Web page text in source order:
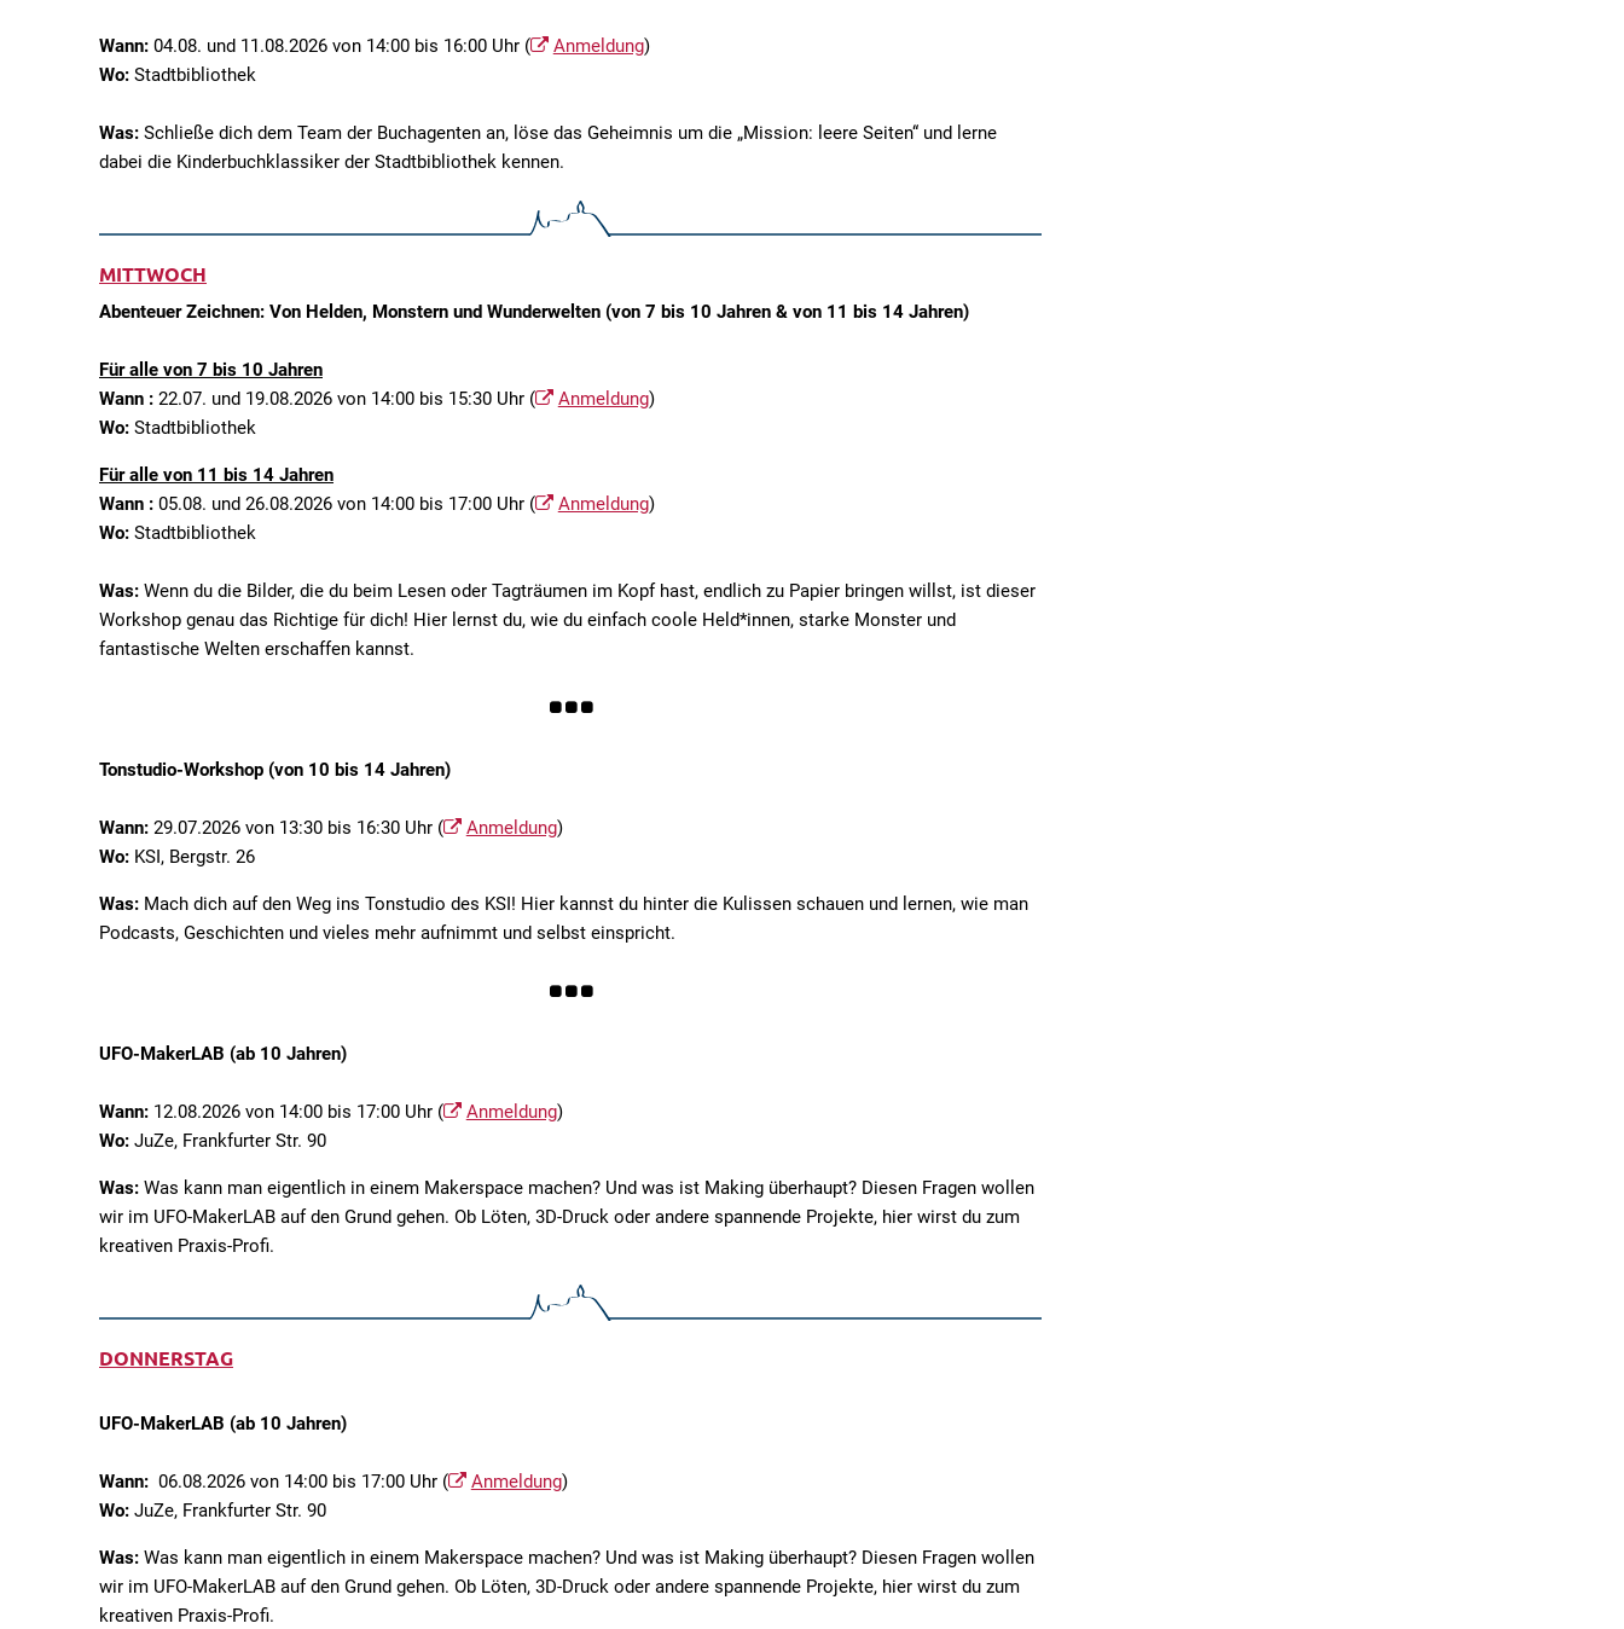
Wann: 04.08. und 11.08.2026 von 14:00 bis 16:00 Uhr ( Anmeldung)
Wo: Stadtbibliothek
Was: Schließe dich dem Team der Buchagenten an, löse das Geheimnis um die „Mission: leere Seiten“ und lerne
dabei die Kinderbuchklassiker der Stadtbibliothek kennen.
MITTWOCH
Abenteuer Zeichnen: Von Helden, Monstern und Wunderwelten (von 7 bis 10 Jahren & von 11 bis 14 Jahren)
Für alle von 7 bis 10 Jahren
Wann : 22.07. und 19.08.2026 von 14:00 bis 15:30 Uhr ( Anmeldung)
Wo: Stadtbibliothek
Für alle von 11 bis 14 Jahren
Wann : 05.08. und 26.08.2026 von 14:00 bis 17:00 Uhr ( Anmeldung)
Wo: Stadtbibliothek
Was: Wenn du die Bilder, die du beim Lesen oder Tagträumen im Kopf hast, endlich zu Papier bringen willst, ist dieser
Workshop genau das Richtige für dich! Hier lernst du, wie du einfach coole Held*innen, starke Monster und
fantastische Welten erschaffen kannst.
Tonstudio-Workshop (von 10 bis 14 Jahren)
Wann: 29.07.2026 von 13:30 bis 16:30 Uhr ( Anmeldung)
Wo: KSI, Bergstr. 26
Was: Mach dich auf den Weg ins Tonstudio des KSI! Hier kannst du hinter die Kulissen schauen und lernen, wie man
Podcasts, Geschichten und vieles mehr aufnimmt und selbst einspricht.
UFO-MakerLAB (ab 10 Jahren)
Wann: 12.08.2026 von 14:00 bis 17:00 Uhr ( Anmeldung)
Wo: JuZe, Frankfurter Str. 90
Was: Was kann man eigentlich in einem Makerspace machen? Und was ist Making überhaupt? Diesen Fragen wollen
wir im UFO-MakerLAB auf den Grund gehen. Ob Löten, 3D-Druck oder andere spannende Projekte, hier wirst du zum
kreativen Praxis-Profi.
DONNERSTAG
UFO-MakerLAB (ab 10 Jahren)
Wann: 06.08.2026 von 14:00 bis 17:00 Uhr ( Anmeldung)
Wo: JuZe, Frankfurter Str. 90
Was: Was kann man eigentlich in einem Makerspace machen? Und was ist Making überhaupt? Diesen Fragen wollen
wir im UFO-MakerLAB auf den Grund gehen. Ob Löten, 3D-Druck oder andere spannende Projekte, hier wirst du zum
kreativen Praxis-Profi.